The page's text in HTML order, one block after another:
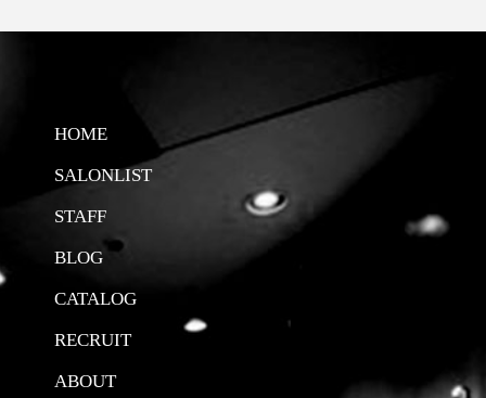
HOME
SALONLIST
STAFF
BLOG
CATALOG
RECRUIT
ABOUT